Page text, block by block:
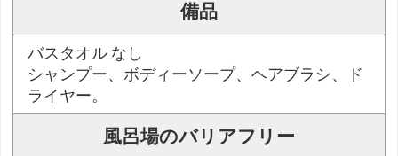
備品
バスタオル なし
シャンプー、ボディーソープ、ヘアブラシ、ド
ライヤー。
風呂場のバリアフリー